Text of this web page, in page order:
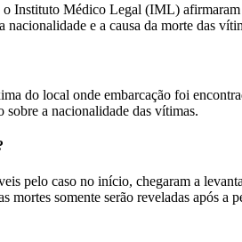
Instituto Médico Legal (IML) afirmaram
e a causa da morte das
do local onde embarcação foi
a nacionalidade das vítimas.
pelo caso no início, chegaram a
mortes somente serão reveladas após a